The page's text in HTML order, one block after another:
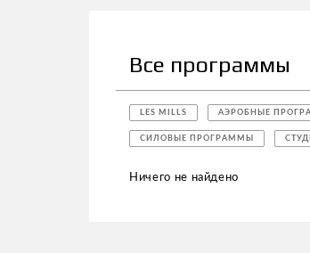
Все программы
LES MILLS АЭРОБНЫЕ
СИЛОВЫЕ ПРОГРАММЫ
Ничего не найдено